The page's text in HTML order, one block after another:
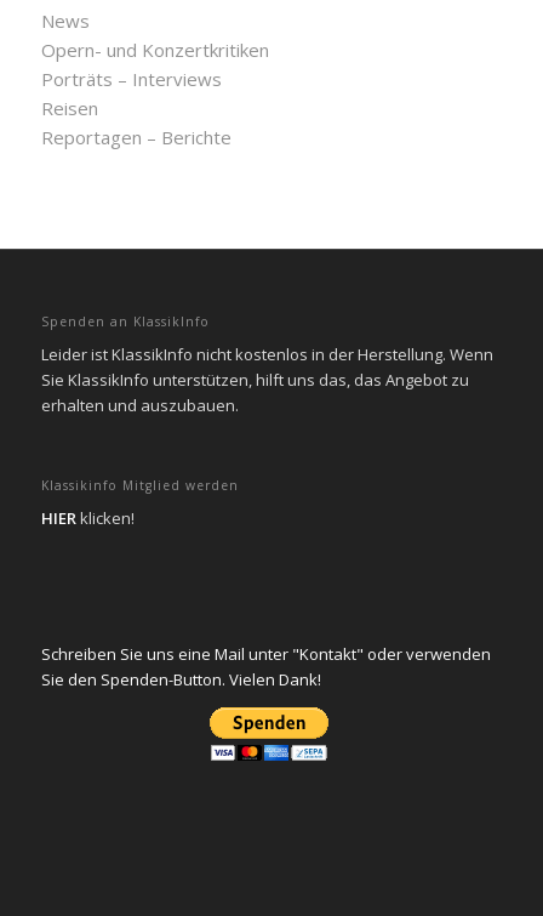
News
Opern- und Konzertkritiken
Porträts – Interviews
Reisen
Reportagen – Berichte
Spenden an KlassikInfo
Leider ist KlassikInfo nicht kostenlos in der Herstellung. Wenn
Sie KlassikInfo unterstützen, hilft uns das, das Angebot zu
erhalten und auszubauen.
Klassikinfo Mitglied werden
HIERklicken!
Schreiben Sie uns eine Mail unter "Kontakt" oder verwenden
Sie den Spenden-Button. Vielen Dank!